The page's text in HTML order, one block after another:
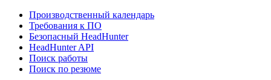
Производственный календарь
Требования к ПО
Безопасный HeadHunter
HeadHunter API
Поиск работы
Поиск по резюме